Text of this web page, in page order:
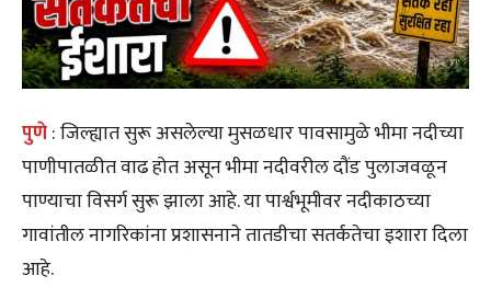
पुणे: जिल्ह्यात सुरू असलेल्या मुसळधार पावसामुळे भीमा नदीच्या
पाणीपातळीत वाढ होत असून भीमा नदीवरील दौंड पुलाजवळून
पाण्याचा विसर्ग सुरू झाला आहे. या पार्श्वभूमीवर नदीकाठच्या
गावांतील नागरिकांना प्रशासनाने तातडीचा सतर्कतेचा इशारा दिला
आहे.